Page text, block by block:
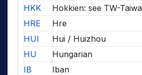
HKK
Hokkien: see TW-
HRE
Hre
HUI
Hui / Huizhou
HU
Hungarian
IB
Iban